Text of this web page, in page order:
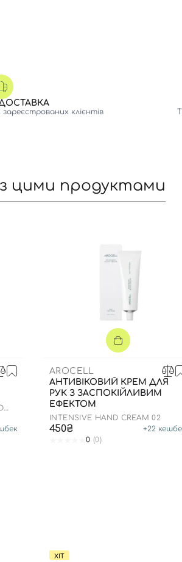
клієнтів
цими продуктами
AROCELL
АНТИВІКОВИЙ КРЕМ ДЛЯ
РУК З ЗАСПОКІЙЛИВИМ
ЕФЕКТОМ
INTENSIVE HAND CREAM 02
450₴ +22
0 (0)
ХІТ